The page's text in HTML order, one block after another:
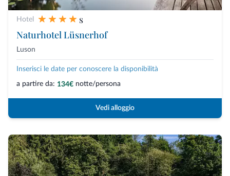
Hotel
s
Naturhotel Lüsnerhof
Luson
Inserisci le date per conoscere la disponibilità
a partire da: 134€ notte/persona
Vedi alloggio